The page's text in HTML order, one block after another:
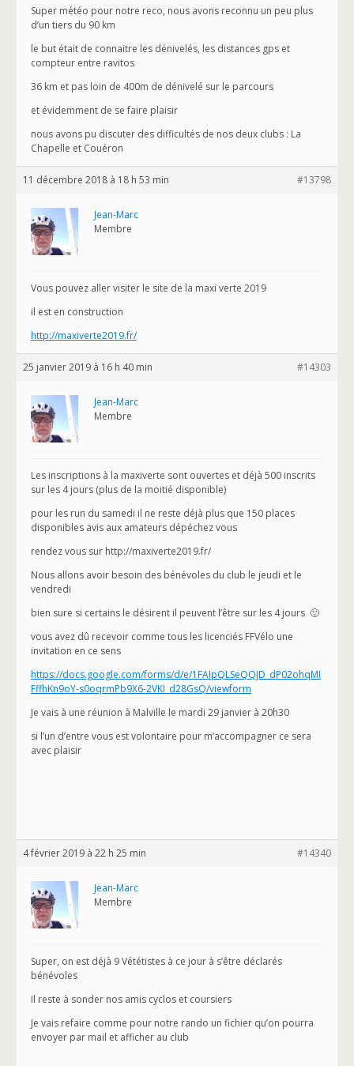
Super météo pour notre reco, nous avons reconnu un peu plus
d’un tiers du 90 km
le but était de connaitre les dénivelés, les distances gps et
compteur entre ravitos
36 km et pas loin de 400m de dénivelé sur le parcours
et évidemment de se faire plaisir
nous avons pu discuter des difficultés de nos deux clubs : La
Chapelle et Couéron
11 décembre 2018 à 18 h 53 min #13798
Jean-Marc
Membre
Vous pouvez aller visiter le site de la maxi verte 2019
il est en construction
http://maxiverte2019.fr/
25 janvier 2019 à 16 h 40 min #14303
Jean-Marc
Membre
Les inscriptions à la maxiverte sont ouvertes et déjà 500 inscrits
sur les 4 jours (plus de la moitié disponible)
pour les run du samedi il ne reste déjà plus que 150 places
disponibles avis aux amateurs dépéchez vous
rendez vous sur http://maxiverte2019.fr/
Nous allons avoir besoin des bénévoles du club le jeudi et le
vendredi
bien sure si certains le désirent il peuvent l’être sur les 4 jours 🙂
vous avez dû recevoir comme tous les licenciés FFVélo une
invitation en ce sens
https://docs.google.com/forms/d/e/1FAIpQLSeQQJD_dP02ohqMI
FffhKn9oY-s0oqrmPb9X6-2VKI_d28GsQ/viewform
Je vais à une réunion à Malville le mardi 29 janvier à 20h30
si l’un d’entre vous est volontaire pour m’accompagner ce sera
avec plaisir
4 février 2019 à 22 h 25 min #14340
Jean-Marc
Membre
Super, on est déjà 9 Vététistes à ce jour à s’être déclarés
bénévoles
Il reste à sonder nos amis cyclos et coursiers
Je vais refaire comme pour notre rando un fichier qu’on pourra
envoyer par mail et afficher au club